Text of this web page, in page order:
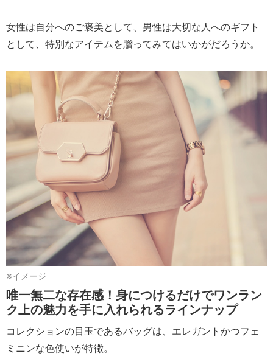
女性は自分へのご褒美として、男性は大切な人へのギフト
として、特別なアイテムを贈ってみてはいかがだろうか。
※イメージ
唯一無二な存在感！身につけるだけでワンラン
ク上の魅力を手に入れられるラインナップ
コレクションの目玉であるバッグは、エレガントかつフェ
ミニンな色使いが特徴。